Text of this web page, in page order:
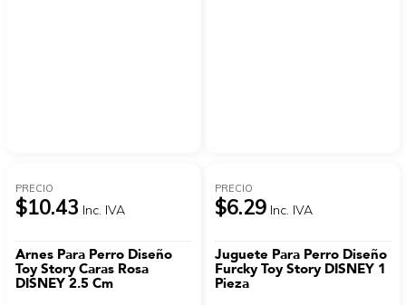
PRECIO
$10.43 Inc. IVA
Arnes Para Perro Diseño
Toy Story Caras Rosa
DISNEY 2.5 Cm
PRECIO
$6.29 Inc. IVA
Juguete Para Perro Diseño
Furcky Toy Story DISNEY 1
Pieza